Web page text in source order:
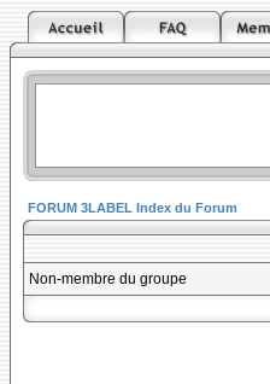
FORUM 3LABEL Index du Forum
Non-membre du groupe